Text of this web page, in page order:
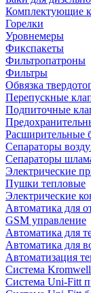
Комплектующие
Горелки
Уровнемеры
Фикспакеты
Фильтропатроны
Фильтры
Обвязка
Перепускные
Подпиточные
Расширительные
Сепараторы
Сепараторы
Электрические
Пушки тепловые
Электрические
Автоматика для
GSM управление
Автоматика для
Автоматика для
Автоматизация
Система
Система Uni-Fitt